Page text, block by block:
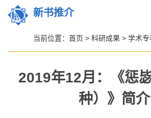
新书推介
当前位置： 首页 > 科研成果 > 学术专
2019年12月：《惩
种）》简介